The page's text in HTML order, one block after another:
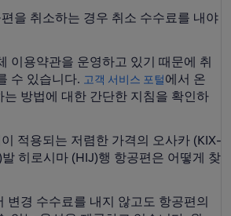
을 취소하는 경우 취소 수수료를 내야
이용약관을 운영하고 있기 때문에 취
수 있습니다. 고객 서비스 포털에서 온
는 방법에 대한 간단한 지침을 확인하
적용되는 저렴한 가격의 오사카 (KIX-
히로시마 (HIJ)행 항공편은 어떻게 찾
변경 수수료를 내지 않고도 항공편의